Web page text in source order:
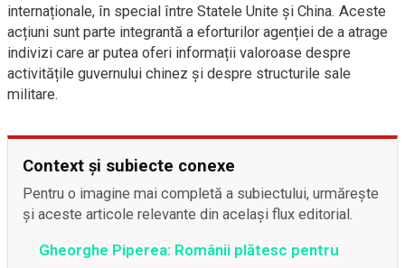
internaționale, în special între Statele Unite și China. Aceste
acțiuni sunt parte integrantă a eforturilor agenției de a atrage
indivizi care ar putea oferi informații valoroase despre
activitățile guvernului chinez și despre structurile sale
militare.
Context și subiecte conexe
Pentru o imagine mai completă a subiectului, urmărește
și aceste articole relevante din același flux editorial.
Gheorghe Piperea: Românii plătesc pentru